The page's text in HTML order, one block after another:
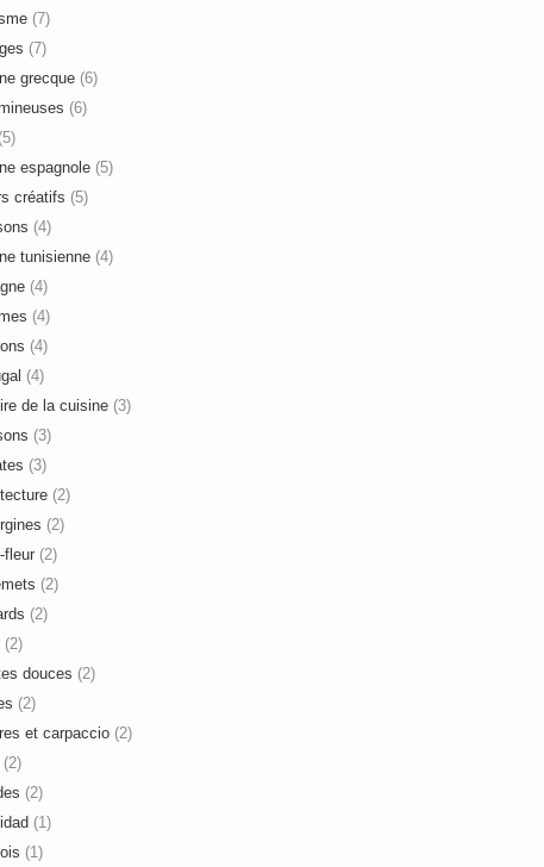
(7)
(7)
grecque (6)
(6)
(5)
espagnole (5)
créatifs (5)
(4)
tunisienne (4)
(4)
(4)
(4)
(4)
de la cuisine (3)
(3)
(3)
(2)
(2)
fleur (2)
(2)
(2)
(2)
douces (2)
(2)
et carpaccio (2)
(2)
(2)
(1)
(1)